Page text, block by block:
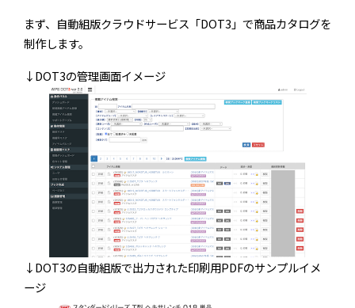
まず、自動組版クラウドサービス「DOT3」で商品カタログを
制作します。
↓DOT3の管理画面イメージ
↓DOT3の自動組版で出力された印刷用PDFのサンプルイメ
ージ